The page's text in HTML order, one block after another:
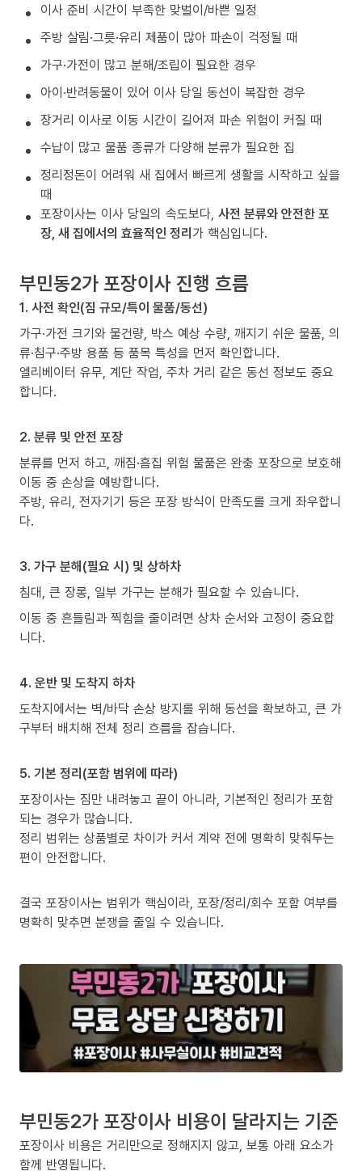
이사 준비 시간이 부족한 맞벌이/바쁜 일정
주방 살림·그릇·유리 제품이 많아 파손이 걱정될 때
가구·가전이 많고 분해/조립이 필요한 경우
아이·반려동물이 있어 이사 당일 동선이 복잡한 경우
장거리 이사로 이동 시간이 길어져 파손 위험이 커질 때
수납이 많고 물품 종류가 다양해 분류가 필요한 집
정리정돈이 어려워 새 집에서 빠르게 생활을 시작하고 싶을
때
포장이사는 이사 당일의 속도보다, 사전 분류와 안전한 포
장, 새 집에서의 효율적인 정리가 핵심입니다.
부민동2가 포장이사 진행 흐름
1. 사전 확인(짐 규모/특이 물품/동선)
가구·가전 크기와 물건량, 박스 예상 수량, 깨지기 쉬운 물품, 의
류·침구·주방 용품 등 품목 특성을 먼저 확인합니다.
엘리베이터 유무, 계단 작업, 주차 거리 같은 동선 정보도 중요
합니다.
2. 분류 및 안전 포장
분류를 먼저 하고, 깨짐·흠집 위험 물품은 완충 포장으로 보호해
이동 중 손상을 예방합니다.
주방, 유리, 전자기기 등은 포장 방식이 만족도를 크게 좌우합니
다.
3. 가구 분해(필요 시) 및 상하차
침대, 큰 장롱, 일부 가구는 분해가 필요할 수 있습니다.
이동 중 흔들림과 찍힘을 줄이려면 상차 순서와 고정이 중요합
니다.
4. 운반 및 도착지 하차
도착지에서는 벽/바닥 손상 방지를 위해 동선을 확보하고, 큰 가
구부터 배치해 전체 정리 흐름을 잡습니다.
5. 기본 정리(포함 범위에 따라)
포장이사는 짐만 내려놓고 끝이 아니라, 기본적인 정리가 포함
되는 경우가 많습니다.
정리 범위는 상품별로 차이가 커서 계약 전에 명확히 맞춰두는
편이 안전합니다.
결국 포장이사는 범위가 핵심이라, 포장/정리/회수 포함 여부를
명확히 맞추면 분쟁을 줄일 수 있습니다.
부민동2가 포장이사 비용이 달라지는 기준
포장이사 비용은 거리만으로 정해지지 않고, 보통 아래 요소가
함께 반영됩니다.